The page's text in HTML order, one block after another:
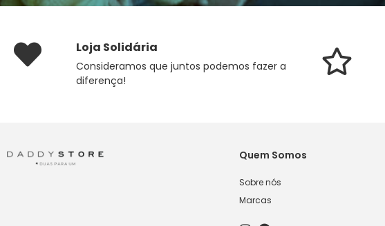
Loja Solidária
Consideramos que juntos podemos fazer a
diferença!
Quem Somos
Sobre nós
Marcas